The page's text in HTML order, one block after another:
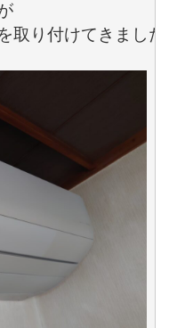
取り付けてきました